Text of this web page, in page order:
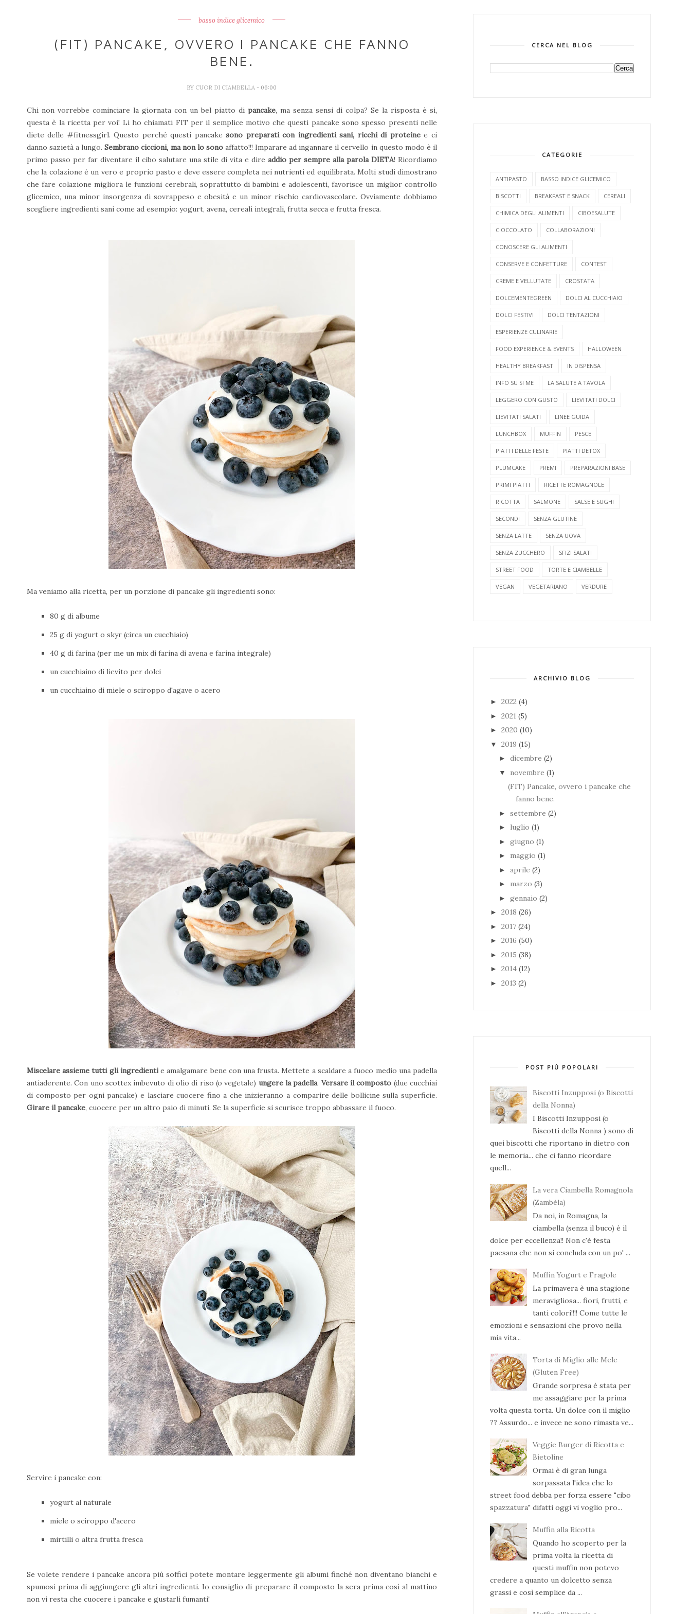
basso indice glicemico
(FIT) PANCAKE, OVVERO I PANCAKE CHE FANNO
BENE.
BY CUOR DI CIAMBELLA - 06:00
Chi non vorrebbe cominciare la giornata con un bel piatto di pancake, ma senza sensi di colpa? Se la risposta è si,
questa è la ricetta per voi! Li ho chiamati FIT per il semplice motivo che questi pancake sono spesso presenti nelle
diete delle #fitnessgirl. Questo perché questi pancakesono preparati con ingredienti sani, ricchi di proteinee ci
danno sazietà a lungo.Sembrano ciccioni, ma non lo sonoaffatto!!! Imparare ad ingannare il cervello in questo modo è il
primo passo per far diventare il cibo salutare una stile di vita e dire addio per sempre alla parola DIETA! Ricordiamo
che la colazione è un vero e proprio pasto e deve essere completa nei nutrienti ed equilibrata. Molti studi dimostrano
che fare colazione migliora le funzioni cerebrali, soprattutto di bambini e adolescenti, favorisce un miglior controllo
glicemico, una minor insorgenza di sovrappeso e obesità e un minor rischio cardiovascolare. Ovviamente dobbiamo
scegliere ingredienti sani come ad esempio: yogurt, avena, cereali integrali, frutta secca e frutta fresca.
Ma veniamo alla ricetta, per un porzione di pancake gli ingredienti sono:
80 g di albume
25 g di yogurt o skyr (circa un cucchiaio)
40 g di farina (per me un mix di farina di avena e farina integrale)
un cucchiaino di lievito per dolci
un cucchiaino di miele o sciroppo d'agave o acero
Miscelare assieme tutti gli ingredienti e amalgamare bene con una frusta. Mettete a scaldare a fuoco medio una padella
antiaderente. Con uno scottex imbevuto di olio di riso (o vegetale) ungere la padella. Versare il composto (due cucchiai
di composto per ogni pancake) e lasciare cuocere fino a che inizieranno a comparire delle bollicine sulla superficie.
Girare il pancake, cuocere per un altro paio di minuti. Se la superficie si scurisce troppo abbassare il fuoco.
Servire i pancake con:
yogurt al naturale
miele o sciroppo d'acero
mirtilli o altra frutta fresca
Se volete rendere i pancake ancora più soffici potete montare leggermente gli albumi finché non diventano bianchi e
spumosi prima di aggiungere gli altri ingredienti. Io consiglio di preparare il composto la sera prima così al mattino
non vi resta che cuocere i pancake e gustarli fumanti!
CERCA NEL BLOG
CATEGORIE
ANTIPASTO BASSO INDICE GLICEMICO
BISCOTTI BREAKFAST E SNACK CEREALI
CHIMICA DEGLI ALIMENTI CIBOESALUTE
CIOCCOLATO COLLABORAZIONI
CONOSCERE GLI ALIMENTI
CONSERVE E CONFETTURE CONTEST
CREME E VELLUTATE CROSTATA
DOLCEMENTEGREEN DOLCI AL CUCCHIAIO
DOLCI FESTIVI DOLCI TENTAZIONI
ESPERIENZE CULINARIE
FOOD EXPERIENCE & EVENTS HALLOWEEN
HEALTHY BREAKFAST IN DISPENSA
INFO SU SI ME LA SALUTE A TAVOLA
LEGGERO CON GUSTO LIEVITATI DOLCI
LIEVITATI SALATI LINEE GUIDA
LUNCHBOX MUFFIN PESCE
PIATTI DELLE FESTE PIATTI DETOX
PLUMCAKE PREMI PREPARAZIONI BASE
PRIMI PIATTI RICETTE ROMAGNOLE
RICOTTA SALMONE SALSE E SUGHI
SECONDI SENZA GLUTINE
SENZA LATTE SENZA UOVA
SENZA ZUCCHERO SFIZI SALATI
STREET FOOD TORTE E CIAMBELLE
VEGAN VEGETARIANO VERDURE
ARCHIVIO BLOG
► 2022 (4)
► 2021 (5)
► 2020 (10)
▼ 2019 (15)
► dicembre (2)
▼ novembre (1)
(FIT) Pancake, ovvero i pancake che
fanno bene.
► settembre (2)
► luglio (1)
► giugno (1)
► maggio (1)
► aprile (2)
► marzo (3)
► gennaio (2)
► 2018 (26)
► 2017 (24)
► 2016 (50)
► 2015 (38)
► 2014 (12)
► 2013 (2)
POST PIÙ POPOLARI
Biscotti Inzupposi (o Biscotti
della Nonna)
I Biscotti Inzupposi (o
Biscotti della Nonna ) sono di
quei biscotti che riportano in dietro con
le memoria... che ci fanno ricordare
quell...
La vera Ciambella Romagnola
(Zambèla)
Da noi, in Romagna, la
ciambella (senza il buco) è il
dolce per eccellenza!! Non c'è festa
paesana che non si concluda con un po' ...
Muffin Yogurt e Fragole
La primavera è una stagione
meravigliosa... fiori, frutti, e
tanti colori!!!! Come tutte le
emozioni e sensazioni che provo nella
mia vita...
Torta di Miglio alle Mele
(Gluten Free)
Grande sorpresa è stata per
me assaggiare per la prima
volta questa torta. Un dolce con il miglio
?? Assurdo... e invece ne sono rimasta ve...
Veggie Burger di Ricotta e
Bietoline
Ormai è di gran lunga
sorpassata l'idea che lo
street food debba per forza essere "cibo
spazzatura" difatti oggi vi voglio pro...
Muffin alla Ricotta
Quando ho scoperto per la
prima volta la ricetta di
questi muffin non potevo
credere a quanto un dolcetto senza
grassi e così semplice da ...